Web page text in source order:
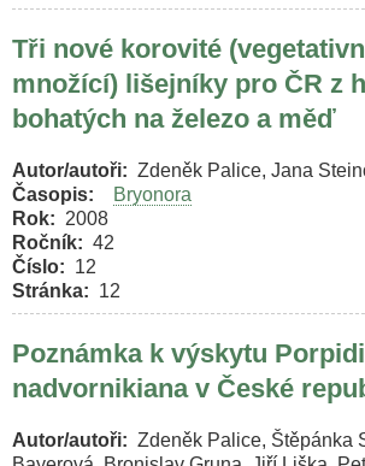
Tři nové korovité
množící) lišejníky pro ČR z
bohatých na železo a měď
Autor/autoři
Zdeněk Palice, Jana
Časopis
Bryonora
Rok
2008
Ročník
42
Číslo
12
Stránka
12
Poznámka k výskytu
nadvornikiana v České
Autor/autoři
Zdeněk Palice, Štěpánka